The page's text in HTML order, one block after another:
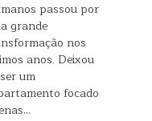
passou por
grande
nos
anos. Deixou
um
focado